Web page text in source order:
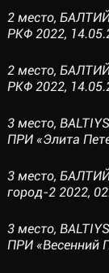
2 место,
РКФ 2022,
2 место,
РКФ 2022,
3 место,
ПРИ «Элита
3 место,
город-2 2022,
3 место,
ПРИ «Весенний